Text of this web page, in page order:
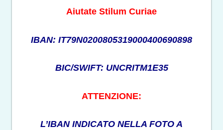
Aiutate Stilum Curiae
IBAN: IT79N0200805319000400690898
BIC/SWIFT: UNCRITM1E35
ATTENZIONE:
L’IBAN INDICATO NELLA FOTO A